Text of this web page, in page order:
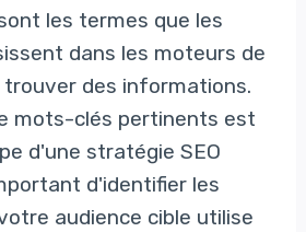
les termes que les
dans les moteurs de
trouver des informations.
mots-clés pertinents est
d'une stratégie SEO
d'identifier les
audience cible utilise